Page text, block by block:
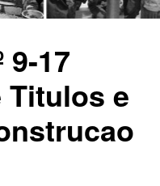
9-17
Titulos e